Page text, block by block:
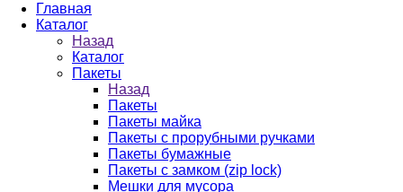
Главная
Каталог
Назад
Каталог
Пакеты
Назад
Пакеты
Пакеты майка
Пакеты с прорубными ручками
Пакеты бумажные
Пакеты с замком (zip lock)
Мешки для мусора